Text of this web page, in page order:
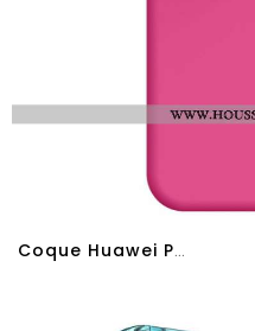
Coque Huawei Pura 80 Pro Hybride Color